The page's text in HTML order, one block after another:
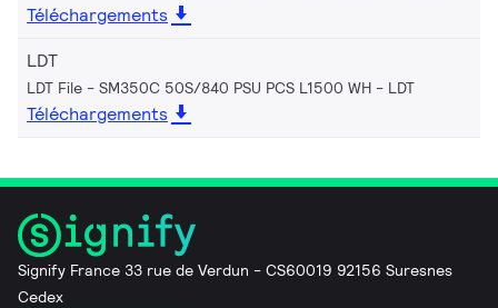
Téléchargements
LDT
LDT File - SM350C 50S/840 PSU PCS L1500 WH LDT
Téléchargements
Signify France 33 rue de Verdun - CS60019 92156 Suresnes
Cedex